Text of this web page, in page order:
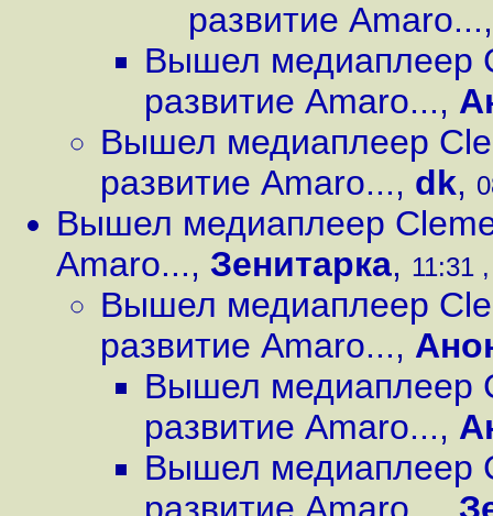
развитие Amaro...
Вышел медиаплеер
развитие Amaro...,
Вышел медиаплеер
развитие Amaro..., dk,
Вышел медиаплеер
Amaro..., Зенитарка, 11:31
Вышел медиаплеер
развитие Amaro...,
Вышел медиаплеер
развитие Amaro...,
Вышел медиаплеер